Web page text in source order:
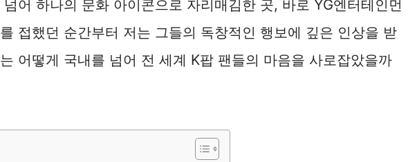
어 하나의 문화 아이콘으로 자리매김한 곳, 바로 YG엔터테인먼
접했던 순간부터 저는 그들의 독창적인 행보에 깊은 인상을 받
어떻게 국내를 넘어 전 세계 K팝 팬들의 마음을 사로잡았을까